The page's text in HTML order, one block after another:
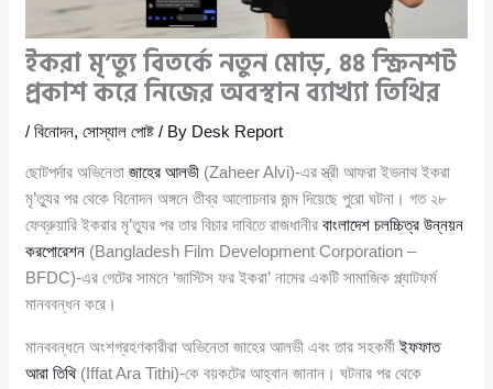
ইকরা মৃ’ত্যু বিতর্কে নতুন মোড়, ৪৪ স্ক্রিনশট
প্রকাশ করে নিজের অবস্থান ব্যাখ্যা তিথির
/বিনোদন,সোস্যাল পোষ্ট / By Desk Report
ছোটপর্দার অভিনেতাজাহের আলভী (Zaheer Alvi)-এর স্ত্রী আফরা ইভনাথ ইকরা
মৃ’ত্যুর পর থেকে বিনোদন অঙ্গনে তীব্র আলোচনার জন্ম দিয়েছে পুরো ঘটনা। গত ২৮
ফেব্রুয়ারি ইকরার মৃ’ত্যুর পর তার বিচার দাবিতে রাজধানীরবাংলাদেশ চলচ্চিত্র উন্নয়ন
করপোরেশন (Bangladesh Film Development Corporation –
BFDC)-এর গেটের সামনে ‘জাস্টিস ফর ইকরা’ নামের একটি সামাজিক প্ল্যাটফর্ম
মানববন্ধন করে।
মানববন্ধনে অংশগ্রহণকারীরা অভিনেতা জাহের আলভী এবং তার সহকর্মীইফফাত
আরা তিথি(Iffat Ara Tithi)-কে বয়কটের আহ্বান জানান। ঘটনার পর থেকে